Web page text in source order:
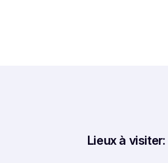
Lieux à visiter: